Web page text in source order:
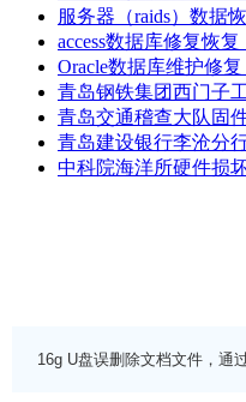
服务器（raids）数据
access数据库修复恢
Oracle数据库维护修复
青岛钢铁集团西门子
青岛交通稽查大队固
青岛建设银行李沧分
中科院海洋所硬件损
16g U盘误删除文档文件，通